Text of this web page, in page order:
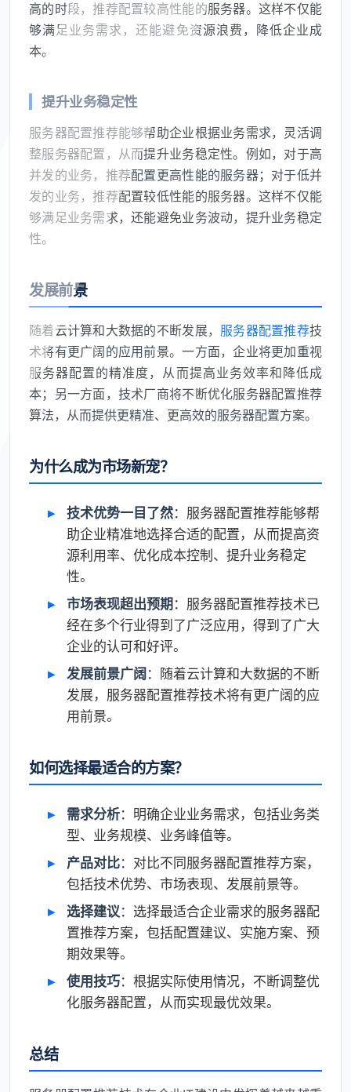
高的时段，推荐配置较高性能的服务器。这样不仅能
够满足业务需求，还能避免资源浪费，降低企业成
本。
提升业务稳定性
服务器配置推荐能够帮助企业根据业务需求，灵活调
整服务器配置，从而提升业务稳定性。例如，对于高
并发的业务，推荐配置更高性能的服务器；对于低并
发的业务，推荐配置较低性能的服务器。这样不仅能
够满足业务需求，还能避免业务波动，提升业务稳定
性。
发展前景
随着云计算和大数据的不断发展， 服务器配置推荐技
术将有更广阔的应用前景。一方面，企业将更加重视
服务器配置的精准度，从而提高业务效率和降低成
本；另一方面，技术厂商将不断优化服务器配置推荐
算法，从而提供更精准、更高效的服务器配置方案。
为什么成为市场新宠？
技术优势一目了然：服务器配置推荐能够帮
助企业精准地选择合适的配置，从而提高资
源利用率、优化成本控制、提升业务稳定
性。
市场表现超出预期 ：服务器配置推荐技术已
经在多个行业得到了广泛应用，得到了广大
企业的认可和好评。
发展前景广阔 ：随着云计算和大数据的不断
发展，服务器配置推荐技术将有更广阔的应
用前景。
如何选择最适合的方案？
需求分析：明确企业业务需求，包括业务类
型、业务规模、业务峰值等。
产品对比：对比不同服务器配置推荐方案，
包括技术优势、市场表现、发展前景等。
选择建议：选择最适合企业需求的服务器配
置推荐方案，包括配置建议、实施方案、预
期效果等。
使用技巧：根据实际使用情况，不断调整优
化服务器配置，从而实现最优效果。
总结